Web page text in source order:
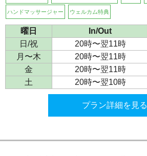
ハンドマッサージャー ウェルカム特典
曜日 In/Out
日/祝
20時〜翌11時
月〜木
20時〜翌11時
金
20時〜翌11時
土
20時〜翌10時
プラン詳細を見る